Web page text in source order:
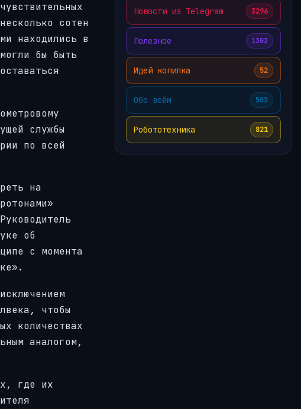
сотен
находились в
бы быть
службы
по всей
на
об
с момента
чтобы
количествах
аналогом,
где их
Новости из Telegram 3296
Полезное 1303
Идей копилка 52
Обо всём 503
Робототехника 821